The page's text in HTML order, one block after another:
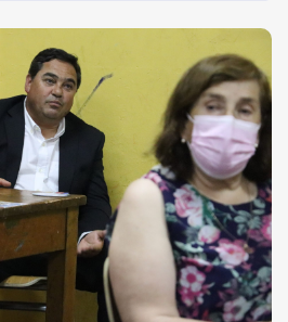
SALUD
TURISMO
MEDIO AMBIENTE